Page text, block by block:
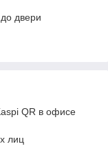
двери
QR в офисе
лиц